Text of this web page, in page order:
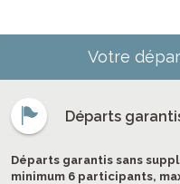
Votre
Départs
Départs garantis sans
minimum 6 participants,